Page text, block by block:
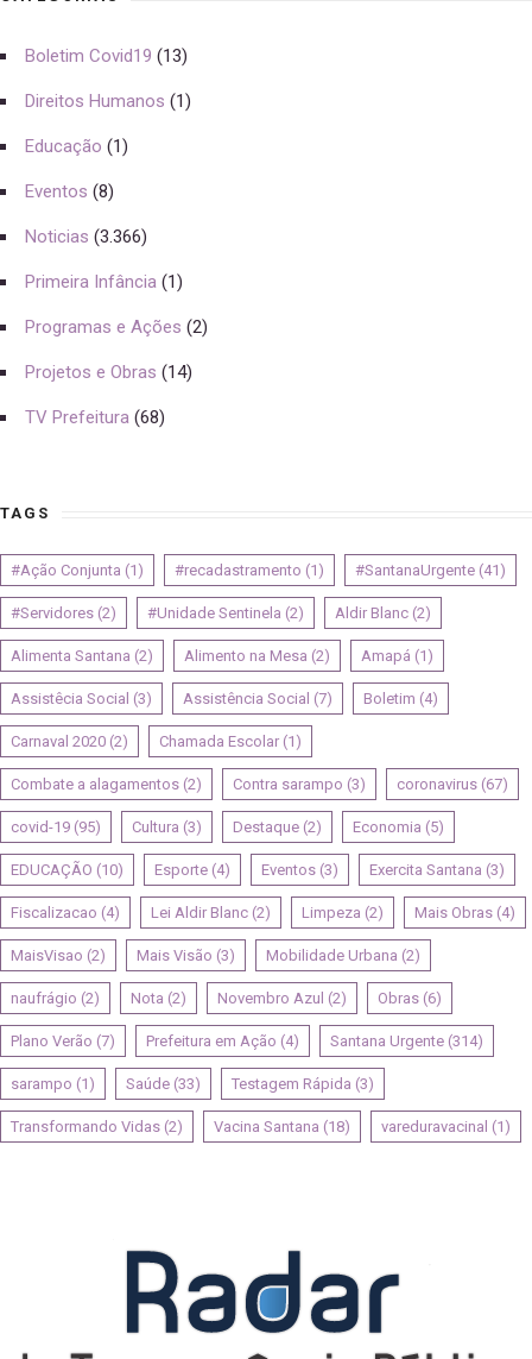
Boletim Covid19 (13)
Direitos Humanos (1)
Educação (1)
Eventos (8)
Noticias (3.366)
Primeira Infância (1)
Programas e Ações (2)
Projetos e Obras (14)
TV Prefeitura (68)
TAGS
#Ação Conjunta (1) #recadastramento (1) #SantanaUrgente (41)
#Servidores (2) #Unidade Sentinela (2) Aldir Blanc (2)
Alimenta Santana (2) Alimento na Mesa (2) Amapá (1)
Assistêcia Social (3) Assistência Social (7) Boletim (4)
Carnaval 2020 (2) Chamada Escolar (1)
Combate a alagamentos (2) Contra sarampo (3) coronavirus (67)
covid-19 (95) Cultura (3) Destaque (2) Economia (5)
EDUCAÇÃO (10) Esporte (4) Eventos (3) Exercita Santana (3)
Fiscalizacao (4) Lei Aldir Blanc (2) Limpeza (2) Mais Obras (4)
MaisVisao (2) Mais Visão (3) Mobilidade Urbana (2)
naufrágio (2) Nota (2) Novembro Azul (2) Obras (6)
Plano Verão (7) Prefeitura em Ação (4) Santana Urgente (314)
sarampo (1) Saúde (33) Testagem Rápida (3)
Transformando Vidas (2) Vacina Santana (18) vareduravacinal (1)